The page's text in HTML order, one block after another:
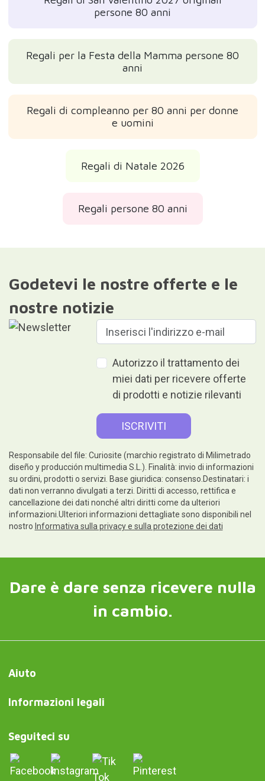
persone 80 anni
Regali per la Festa della Mamma persone 80
anni
Regali di compleanno per 80 anni per donne
e uomini
Regali di Natale 2026
Regali persone 80 anni
Godetevi le nostre offerte e le
nostre notizie
Autorizzo il trattamento dei
miei dati per ricevere offerte
di prodotti e notizie rilevanti
Responsabile del file: Curiosite (marchio registrato di Milimetrado
diseño y producción multimedia S.L.). Finalità: invio di informazioni
su ordini, prodotti o servizi. Base giuridica: consenso.Destinatari: i
dati non verranno divulgati a terzi. Diritti di accesso, rettifica e
cancellazione dei dati nonché altri diritti come da ulteriori
informazioni.Ulteriori informazioni dettagliate sono disponibili nel
nostro Informativa sulla privacy e sulla protezione dei dati
Dare è dare senza ricevere nulla
in cambio.
Aiuto
Informazioni legali
Seguiteci su